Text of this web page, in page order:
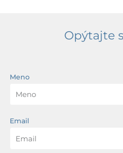
Opýtajte
Meno
Email